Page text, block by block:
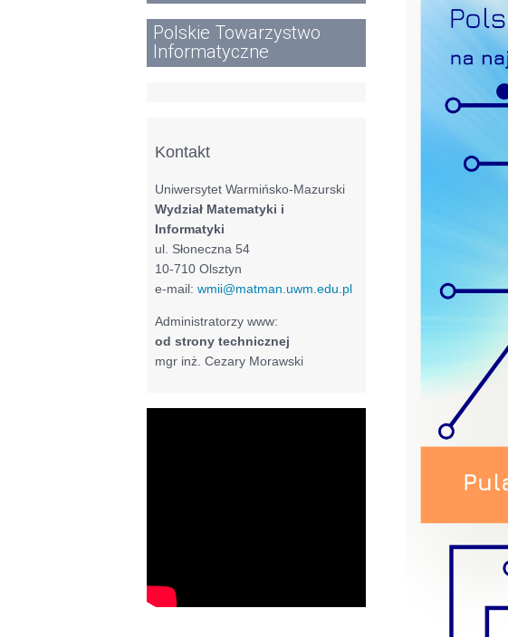
Polskie Towarzystwo
Informatyczne
Kontakt
Uniwersytet Warmińsko-Mazurski
Wydział Matematyki i
Informatyki
ul. Słoneczna 54
10-710 Olsztyn
e-mail:wmii@matman.uwm.edu.pl
Administratorzy www:
od strony technicznej
mgr inż. Cezary Morawski